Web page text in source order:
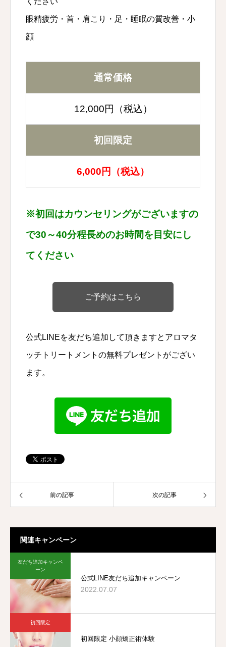
眼精疲労・首・肩こり・足・睡眠の質改善・小
顔
通常価格
12,000円（税込）
初回限定
6,000円（税込）
※初回はカウンセリングがございますの
で30～40分程長めのお時間を目安にし
てください
ご予約はこちら
公式LINEを友だち追加して頂きますとアロマタ
ッチトリートメントの無料プレゼントがござい
ます。
前の記事 次の記事
関連キャンペーン
友だち追加キャンペ
ーン
公式LINE友だち追加キャンペーン
2022.07.07
初回限定
初回限定 小顔矯正術体験